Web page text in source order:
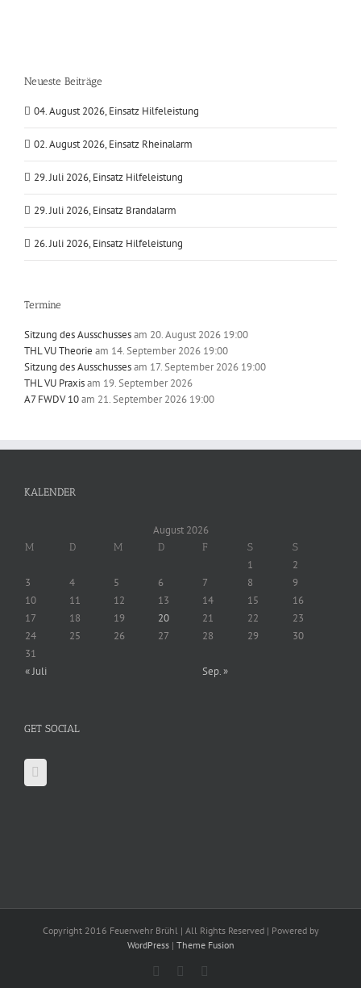
Neueste Beiträge
04. August 2026, Einsatz Hilfeleistung
02. August 2026, Einsatz Rheinalarm
29. Juli 2026, Einsatz Hilfeleistung
29. Juli 2026, Einsatz Brandalarm
26. Juli 2026, Einsatz Hilfeleistung
Termine
Sitzung des Ausschussesam 20. August 2026 19:00
THL VU Theorie am 14. September 2026 19:00
Sitzung des Ausschussesam 17. September 2026 19:00
THL VU Praxisam 19. September 2026
A7 FWDV 10am 21. September 2026 19:00
KALENDER
August 2026
M D M D F S S
1
2
3
4 5 6 7 8
9
10
11 12 13 14 15
16
17
18 19 20 21 22
23
24
25 26 27 28 29
30
31
« Juli
Sep. »
GET SOCIAL
Copyright 2016 Feuerwehr Brühl | All Rights Reserved | Powered by
WordPress| Theme Fusion
Facebook